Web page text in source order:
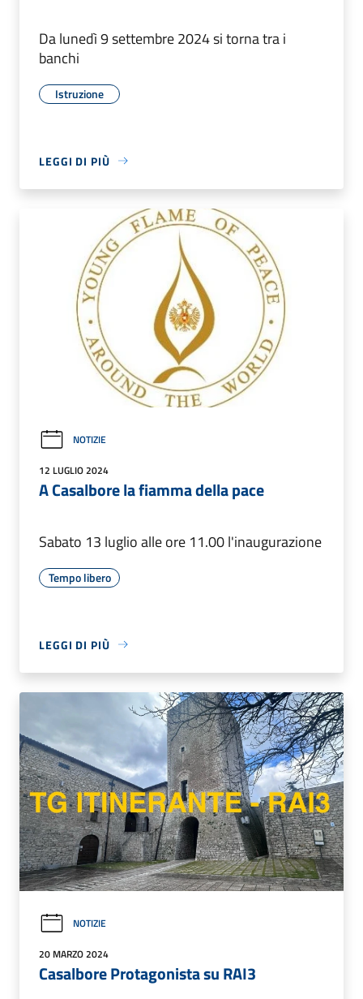
Da lunedì 9 settembre 2024 si torna tra i
banchi
Istruzione
LEGGI DI PIÙ
NOTIZIE
12 LUGLIO 2024
A Casalbore la fiamma della pace
Sabato 13 luglio alle ore 11.00 l'inaugurazione
Tempo libero
LEGGI DI PIÙ
NOTIZIE
20 MARZO 2024
Casalbore Protagonista su RAI3